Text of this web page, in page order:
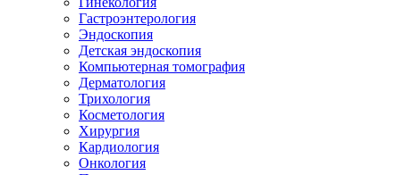
Гастроэнтерология
Эндоскопия
Детская эндоскопия
Компьютерная томография
Дерматология
Трихология
Косметология
Хирургия
Кардиология
Онкология